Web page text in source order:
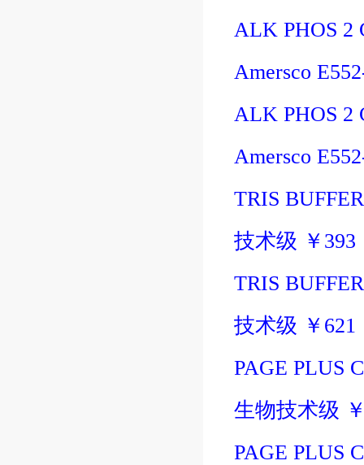
ALK PHOS 2
Amersco
ALK PHOS 2
Amersco
TRIS
技术级 ￥ 393
TRIS
技术级 ￥ 621
PAGE PLUS
生物技术级
PAGE PLUS